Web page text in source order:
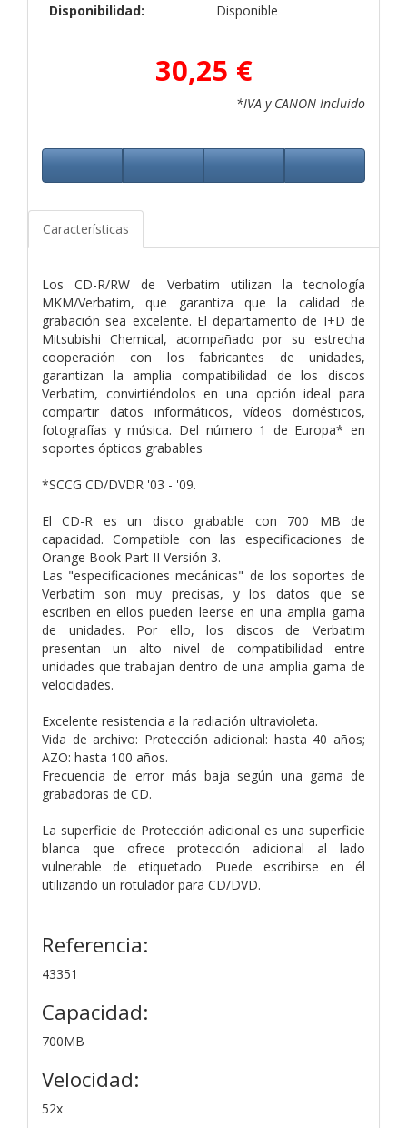
Disponibilidad:
Disponible
30,25 €
*IVA y CANON Incluido
Características
Los CD-R/RW de Verbatim utilizan la tecnología
MKM/Verbatim, que garantiza que la calidad de
grabación sea excelente. El departamento de I+D de
Mitsubishi Chemical, acompañado por su estrecha
cooperación con los fabricantes de unidades,
garantizan la amplia compatibilidad de los discos
Verbatim, convirtiéndolos en una opción ideal para
compartir datos informáticos, vídeos domésticos,
fotografías y música. Del número 1 de Europa* en
soportes ópticos grabables
*SCCG CD/DVDR '03 - '09.
El CD-R es un disco grabable con 700 MB de
capacidad. Compatible con las especificaciones de
Orange Book Part II Versión 3.
Las "especificaciones mecánicas" de los soportes de
Verbatim son muy precisas, y los datos que se
escriben en ellos pueden leerse en una amplia gama
de unidades. Por ello, los discos de Verbatim
presentan un alto nivel de compatibilidad entre
unidades que trabajan dentro de una amplia gama de
velocidades.
Excelente resistencia a la radiación ultravioleta.
Vida de archivo: Protección adicional: hasta 40 años;
AZO: hasta 100 años.
Frecuencia de error más baja según una gama de
grabadoras de CD.
La superficie de Protección adicional es una superficie
blanca que ofrece protección adicional al lado
vulnerable de etiquetado. Puede escribirse en él
utilizando un rotulador para CD/DVD.
Referencia:
43351
Capacidad:
700MB
Velocidad:
52x